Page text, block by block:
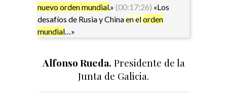
nuevo orden mundial.» (00:17:26) «Los
desafíos de Rusia y Chinaen elorden
mundial…»
Alfonso Rueda. Presidente de la
Junta de Galicia.